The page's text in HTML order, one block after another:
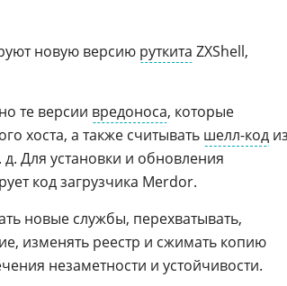
новую версию руткита ZXShell,
те версии вредоноса, которые
хоста, а также считывать шелл-код
Для установки и обновления
код загрузчика Merdor.
новые службы, перехватывать,
изменять реестр и сжимать копию
незаметности и устойчивости.